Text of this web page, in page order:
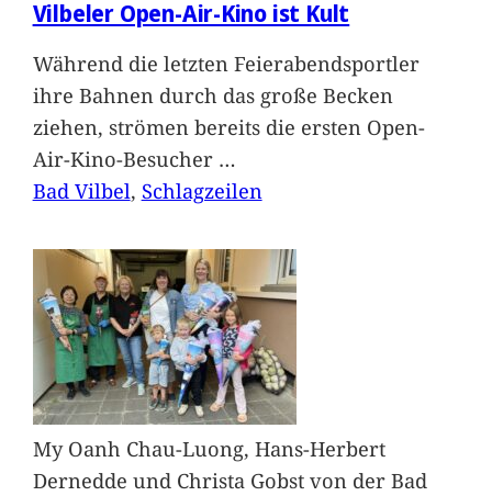
Vilbeler Open-Air-Kino ist Kult
Während die letzten Feierabendsportler
ihre Bahnen durch das große Becken
ziehen, strömen bereits die ersten Open-
Air-Kino-Besucher …
Bad Vilbel, Schlagzeilen
My Oanh Chau-Luong, Hans-Herbert
Dernedde und Christa Gobst von der Bad